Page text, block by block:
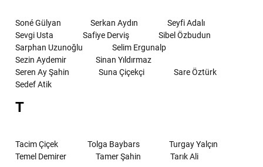
Soné Gülyan Serkan Aydın
Seyfi Adalı
Sevgi Usta
Safiye Derviş
Sibel Özbudun
Sarphan Uzunoğlu
Selim Ergunalp
Sezin Aydemir
Sinan Yıldırmaz
Seren Ay Şahin
Suna Çiçekçi
Sare Öztürk
Sedef Atik
T
Tacim Çiçek Tolga Baybars
Turgay Yalçın
Temel Demirer
Tamer Şahin Tarık Ali